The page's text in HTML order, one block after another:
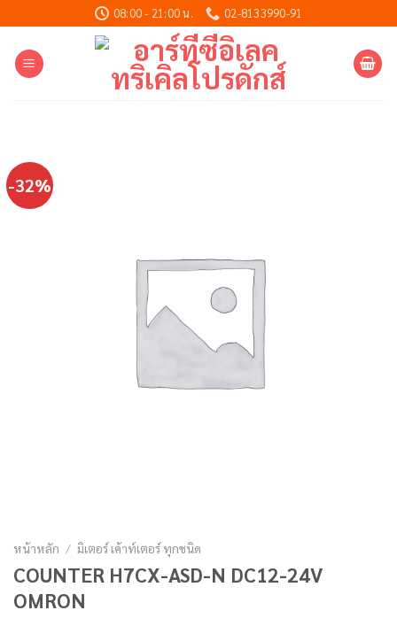
to
content
08:00 - 21:00 น. 02-8133990-91
-32%
หน้าหลัก / มิเตอร์ เค้าท์เตอร์ ทุกชนิด
COUNTER H7CX-ASD-N DC12-24V
OMRON